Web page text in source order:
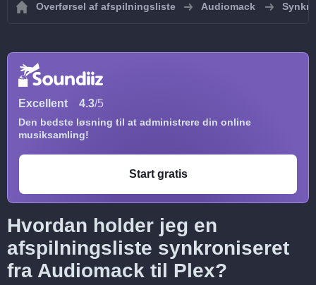
Overførsel af afspilningsliste Audiomack
Excellent 4.3/5
Den bedste løsning til at administrere din online
musiksamling!
Start gratis
Hvordan holder jeg en
afspilningsliste synkroniseret
fra Audiomack til Plex?